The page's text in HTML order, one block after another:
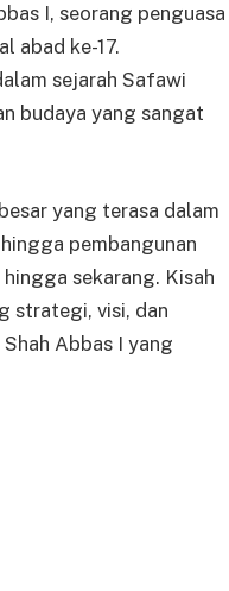
I, seorang penguasa
abad ke-17.
sejarah Safawi
budaya yang sangat
yang terasa dalam
pembangunan
sekarang. Kisah
strategi, visi, dan
Abbas I yang